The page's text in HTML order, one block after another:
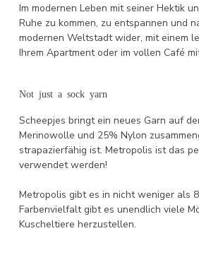
Im modernen Leben mit seiner Hektik
Ruhe zu kommen, zu entspannen und
modernen Weltstadt wider, mit einem
Ihrem Apartment oder im vollen Café
Not just a sock yarn
Scheepjes bringt ein neues Garn auf
Merinowolle und 25% Nylon
strapazierfähig ist. Metropolis ist das
verwendet werden!
Metropolis gibt es in nicht weniger als
Farbenvielfalt gibt es unendlich viele
Kuscheltiere herzustellen.